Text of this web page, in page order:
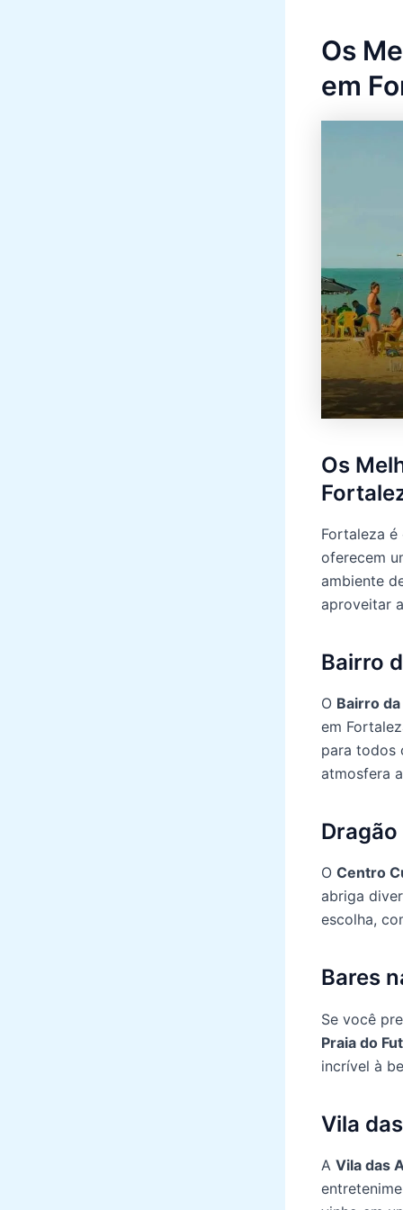
Os
em
Os
Fortaleza
oferecem
ambiente
aproveitar
Bairro
O Bairro
em
para todos
atmosfera
O Centro
abriga
escolha,
Bares
Se você
Praia do
incrível à
Vila
A Vila das